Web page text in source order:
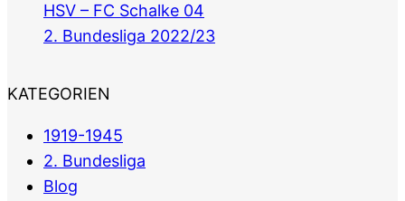
HSV – FC Schalke 04
2. Bundesliga 2022/23
KATEGORIEN
1919-1945
2. Bundesliga
Blog